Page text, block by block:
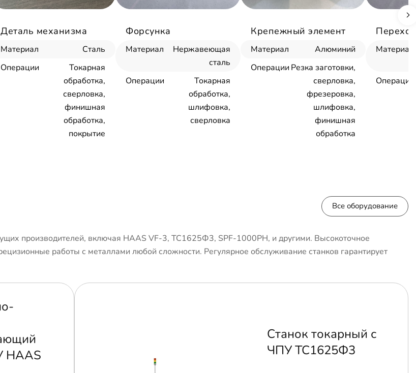
Деталь механизма
Материал
Сталь
Операции
Токарная
обработка,
сверловка,
финишная
обработка,
покрытие
Форсунка
Материал
Нержавеющая
сталь
Операции
Токарная
обработка,
шлифовка,
сверловка
Крепежный элемент
Материал
Алюминий
Операции Резка заготовки,
сверловка,
фрезеровка,
шлифовка,
финишная
обработка
Материал
Операции
Все оборудование
производителей, включая HAAS VF-3, ТС1625Ф3, SPF-1000PH, и другими. Высокоточное
работы с металлами любой сложности. Регулярное обслуживание станков гарантирует
HAAS
Станок токарный с
ЧПУ ТС1625Ф3